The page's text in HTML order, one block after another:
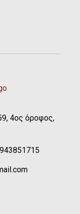
4ος όροφος,